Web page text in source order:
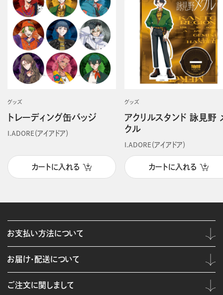
グッズ
トレーディング缶バッジ
I.ADORE（アイアドア）
カートに入れる
グッズ
アクリルスタンド 詠見野
クル
I.ADORE（アイアドア）
カートに入れる
お支払い方法について
お届け・配送について
ご注文に関しまして